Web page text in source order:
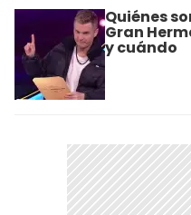
Quiénes
Gran
y cuándo